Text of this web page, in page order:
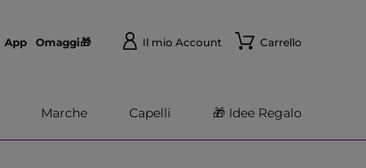
App Omaggi🎁 Il mio Account Carrello
Marche Capelli 🎁 Idee Regalo